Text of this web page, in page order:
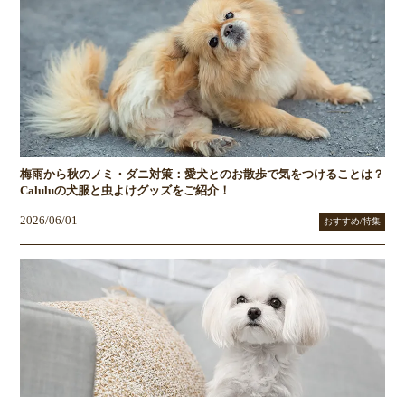
梅雨から秋のノミ・ダニ対策：愛犬とのお散歩で気をつけることは？
Caluluの犬服と虫よけグッズをご紹介！
2026/06/01 おすすめ/特集